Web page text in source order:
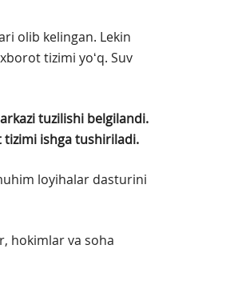
olib kelingan. Lekin
tizimi yoʻq. Suv
tuzilishi belgilandi.
tizimi ishga tushiriladi.
loyihalar dasturini
hokimlar va soha